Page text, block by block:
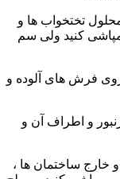
آب . با این محلول تختخواب ها و
کنید ولی سم
گرمی در 5 لیتر آب . روی فرش های آلوده و
5 لیتر آب . لانه زنبور و اطراف آن و
لیتر آب . داخل و خارج ساختمان ها ،